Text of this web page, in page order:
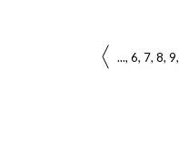
... 6 7 8 9